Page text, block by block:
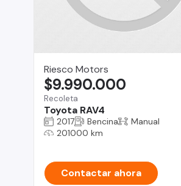
Riesco Motors
Recoleta
Toyota RAV4
$9.990.000
2017 Bencina
Manual
201000 km
Contactar ahora